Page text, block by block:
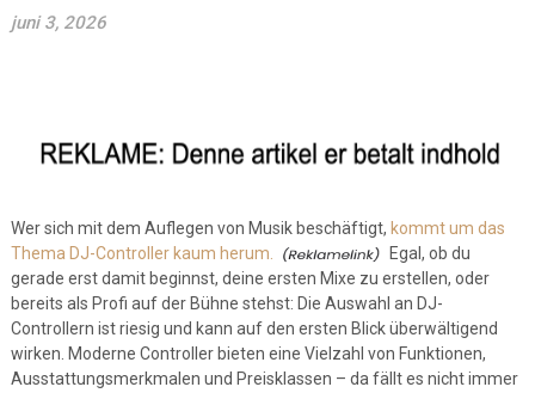
juni 3, 2026
Wer sich mit dem Auflegen von Musik beschäftigt, kommt um das
Thema DJ-Controller kaum herum.
Egal, ob du
gerade erst damit beginnst, deine ersten Mixe zu erstellen, oder
bereits als Profi auf der Bühne stehst: Die Auswahl an DJ-
Controllern ist riesig und kann auf den ersten Blick überwältigend
wirken. Moderne Controller bieten eine Vielzahl von Funktionen,
Ausstattungsmerkmalen und Preisklassen – da fällt es nicht immer